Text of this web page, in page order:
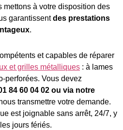
mettons à votre disposition des
garantissentdes prestations
.
et capables de réparer
et grilles métalliques : à lames
perforées. Vous devez
84 60 04 02 ou via notre
transmettre votre demande.
est joignable sans arrêt, 24/7, y
jours fériés.